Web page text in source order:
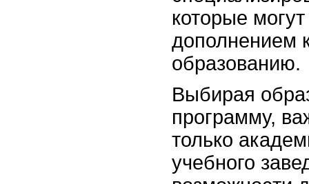
которые
дополнением
образованию.
Выбирая
программу,
только
учебного